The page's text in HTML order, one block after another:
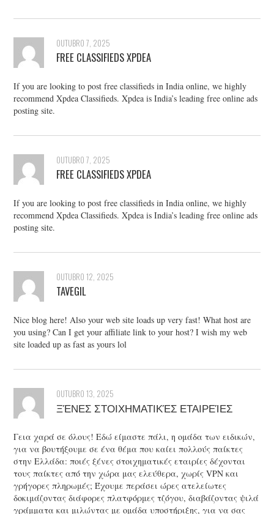
OUTUBRO 7, 2025
FREE CLASSIFIEDS XPDEA
If you are looking to post free classifieds in India online, we highly
recommend Xpdea Classifieds. Xpdea is India’s leading free online ads
posting site.
OUTUBRO 7, 2025
FREE CLASSIFIEDS XPDEA
If you are looking to post free classifieds in India online, we highly
recommend Xpdea Classifieds. Xpdea is India’s leading free online ads
posting site.
OUTUBRO 12, 2025
TAVEGIL
Nice blog here! Also your web site loads up very fast! What host are
you using? Can I get your affiliate link to your host? I wish my web
site loaded up as fast as yours lol
OUTUBRO 13, 2025
ΞΈΝΕΣ ΣΤΟΙΧΗΜΑΤΙΚΈΣ ΕΤΑΙΡΕΊΕΣ
Γεια χαρά σε όλους! Εδώ είμαστε πάλι, η ομάδα των ειδικών,
για να βουτήξουμε σε ένα θέμα που καίει πολλούς παίκτες
στην Ελλάδα: ποιές ξένες στοιχηματικές εταιρίες δέχονται
τους παίκτες από την χώρα μας ελεύθερα, χωρίς VPN και
γρήγορες πληρωμές; Έχουμε περάσει ώρες ατελείωτες
δοκιμάζοντας διάφορες πλατφόρμες τζόγου, διαβάζοντας ψιλά
γράμματα και μιλώντας με ομάδα υποστήριξης, για να σας